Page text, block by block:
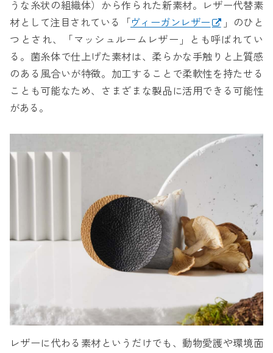
うな糸状の組織体）から作られた新素材。レザー代替素
材として注目されている「ヴィーガンレザー
」のひと
つとされ、「マッシュルームレザー」とも呼ばれてい
る。菌糸体で仕上げた素材は、柔らかな手触りと上質感
のある風合いが特徴。加工することで柔軟性を持たせる
ことも可能なため、さまざまな製品に活用できる可能性
がある。
レザーに代わる素材というだけでも、動物愛護や環境面